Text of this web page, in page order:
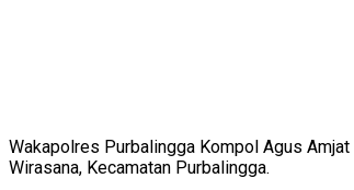
Wakapolres Purbalingga Kompol Agus
Wirasana, Kecamatan Purbalingga.